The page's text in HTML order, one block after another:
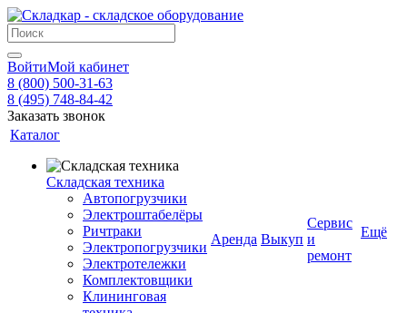
ВойтиМой кабинет
8 (800) 500-31-63
8 (495) 748-84-42
Заказать звонок
Каталог
Складская техника
Автопогрузчики
Электроштабелёры
Ричтраки
Электропогрузчики
Электротележки
Комплектовщики
Клининговая
Аренда Выкуп
Сервис
и
ремонт
Ещё